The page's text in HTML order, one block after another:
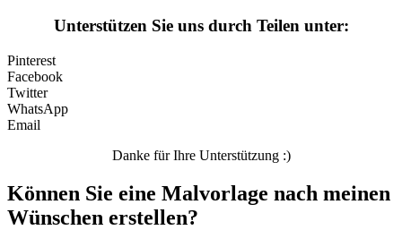
Winter und Weihnachten
Nezaradené
Unkategorisiert
Unterstützen Sie uns durch Teilen unter:
Pinterest
Facebook
Twitter
WhatsApp
Email
Danke für Ihre Unterstützung :)
Können Sie eine Malvorlage nach meinen
Wünschen erstellen?